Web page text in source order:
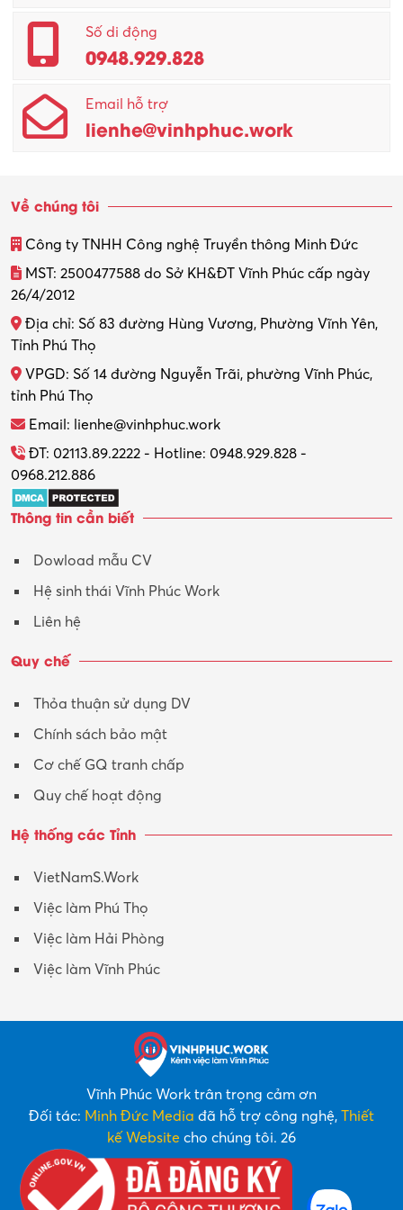
Quản lý – Giám đốc
Quản lý chất lượng – QC
Quản lý sản xuất
Quản trị kinh doanh
Thiết kế nội thất
Thợ máy – Ô tô – Xe máy
Thực tập
Tổ chức sự kiện – Quà tặng
Trợ lý
Tư vấn
Tư vấn – Kiến trúc
Y tế-Dược
Số di động
0948.929.828
Email hỗ trợ
lienhe@vinhphuc.work
Về chúng tôi
Công ty TNHH Công nghệ Truyền thông Minh Đức
MST: 2500477588 do Sở KH&ĐT Vĩnh Phúc cấp ngày
26/4/2012
Địa chỉ: Số 83 đường Hùng Vương, Phường Vĩnh Yên,
Tỉnh Phú Thọ
VPGD: Số 14 đường Nguyễn Trãi, phường Vĩnh Phúc,
tỉnh Phú Thọ
Email: lienhe@vinhphuc.work
ĐT: 02113.89.2222 - Hotline: 0948.929.828 -
0968.212.886
Thông tin cần biết
Dowload mẫu CV
Hệ sinh thái Vĩnh Phúc Work
Liên hệ
Quy chế
Thỏa thuận sử dụng DV
Chính sách bảo mật
Cơ chế GQ tranh chấp
Quy chế hoạt động
Hệ thống các Tỉnh
VietNamS.Work
Việc làm Phú Thọ
Việc làm Hải Phòng
Việc làm Vĩnh Phúc
Vĩnh Phúc Work trân trọng cảm ơn
Đối tác: Minh Đức Media đã hỗ trợ công nghệ, Thiết
kế Website cho chúng tôi. 26